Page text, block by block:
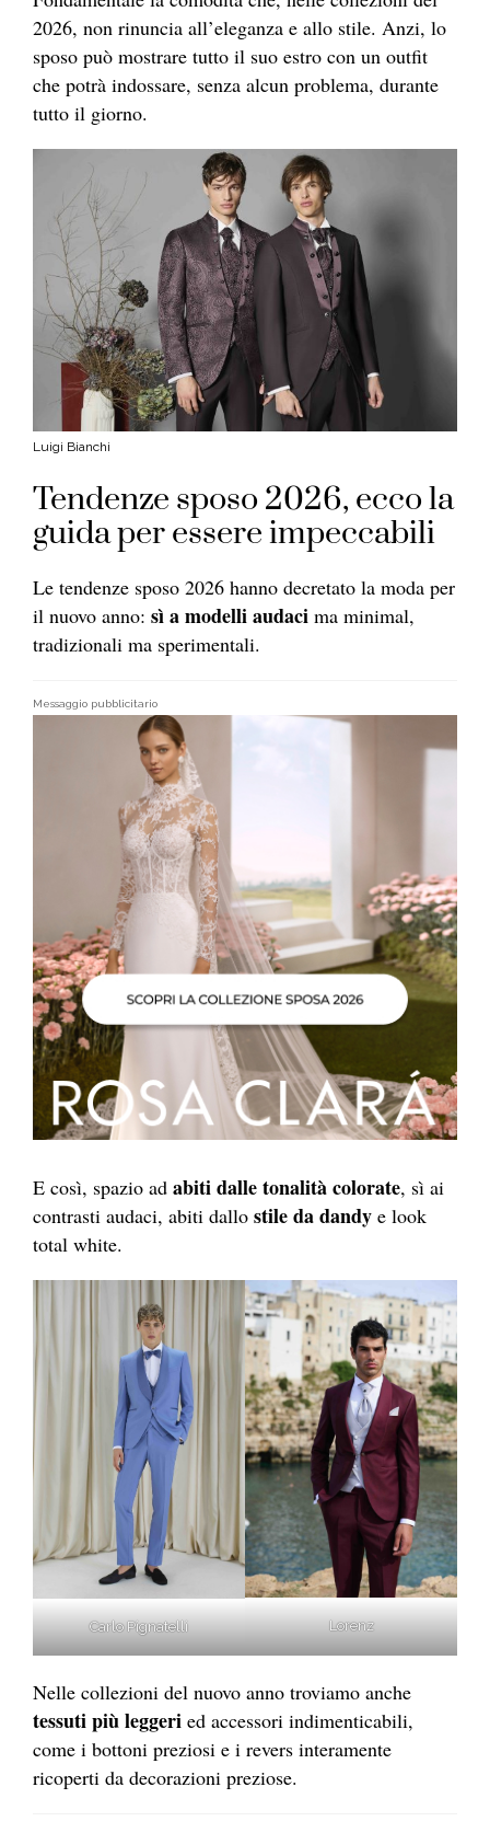
2026, non rinuncia all’eleganza e allo stile. Anzi, lo
sposo può mostrare tutto il suo estro con un outfit
che potrà indossare, senza alcun problema, durante
tutto il giorno.
Luigi Bianchi
Tendenze sposo 2026, ecco la
guida per essere impeccabili
Le tendenze sposo 2026 hanno decretato la moda per
il nuovo anno: sì a modelli audaci ma minimal,
tradizionali ma sperimentali.
Messaggio pubblicitario
E così, spazio ad abiti dalle tonalità colorate, sì ai
contrasti audaci, abiti dallo stile da dandy e look
total white.
Carlo Pignatelli Lorenz
Nelle collezioni del nuovo anno troviamo anche
tessuti più leggeri ed accessori indimenticabili,
come i bottoni preziosi e i revers interamente
ricoperti da decorazioni preziose.